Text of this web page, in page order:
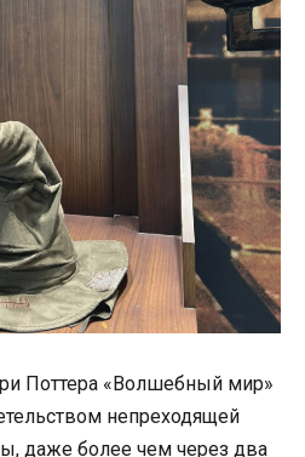
Поттера «Волшебный мир»
непреходящей
даже более чем через два